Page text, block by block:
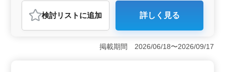
アルバイト・パート
おすすめポイント
＜中高年の活躍＞ 特別養護老人ホームでの看護師業務
の募集です。中高年の方々が活躍できる環境を整えてお
り、経験豊富な方々の力を若手スタッフに活かすことが
検討リスト に追加 詳しく見る
掲載期間 2026/06/18〜2026/09/17